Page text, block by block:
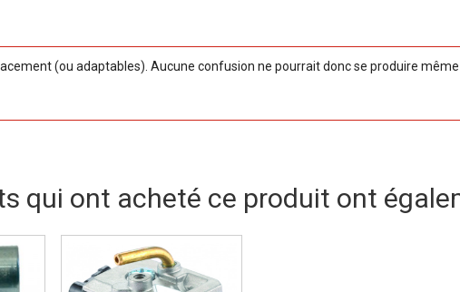
(ou adaptables). Aucune confusion ne pourrait donc se produire
qui ont acheté ce produit ont